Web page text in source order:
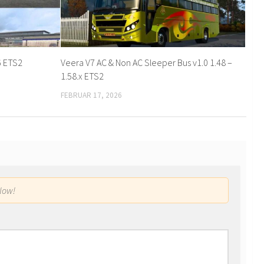
ETS2
Veera V7 AC & Non AC Sleeper Bus v1.0 1.48 –
1.58.x ETS2
FEBRUAR 17, 2026